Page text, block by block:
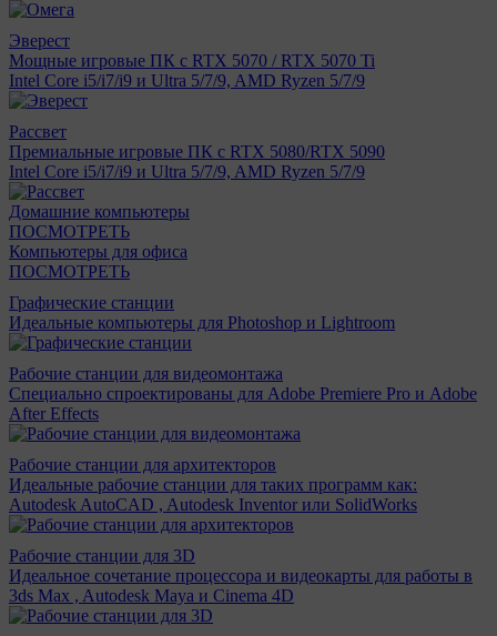
Эверест
Мощные игровые ПК с RTX 5070 / RTX 5070 Ti
Intel Core i5/i7/i9 и Ultra 5/7/9, AMD Ryzen 5/7/9
Рассвет
Премиальные игровые ПК с RTX 5080/RTX 5090
Intel Core i5/i7/i9 и Ultra 5/7/9, AMD Ryzen 5/7/9
Домашние компьютеры
ПОСМОТРЕТЬ
Компьютеры для офиса
ПОСМОТРЕТЬ
Графические станции
Идеальные компьютеры для Photoshop и Lightroom
Рабочие станции для видеомонтажа
Специально спроектированы для Adobe Premiere Pro и Adobe
After Effects
Рабочие станции для архитекторов
Идеальные рабочие станции для таких программ как:
Autodesk AutoCAD , Autodesk Inventor или SolidWorks
Рабочие станции для 3D
Идеальное сочетание процессора и видеокарты для работы в
3ds Max , Autodesk Maya и Cinema 4D